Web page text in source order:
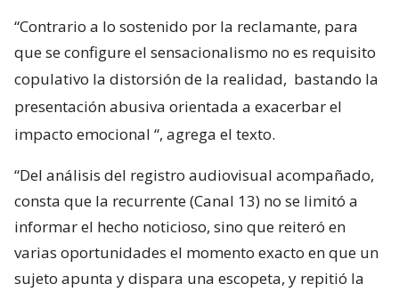
“Contrario a lo sostenido por la reclamante, para
que se configure el sensacionalismo no es requisito
copulativo la distorsión de la realidad, bastando la
presentación abusiva orientada a exacerbar el
impacto emocional “, agrega el texto.
“Del análisis del registro audiovisual acompañado,
consta que la recurrente (Canal 13) no se limitó a
informar el hecho noticioso, sino que reiteró en
varias oportunidades el momento exacto en que un
sujeto apunta y dispara una escopeta, y repitió la